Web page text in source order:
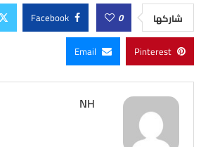
شاركها 0
Facebook
Pinterest
Email
NH